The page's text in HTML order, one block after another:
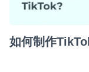
如何制作